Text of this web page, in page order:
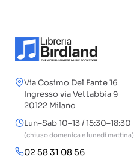
Via Cosimo Del Fante 16
Ingresso via Vettabbia 9
20122 Milano
Lun–Sab 10–13 / 15:30–18:30
(chiuso domenica e lunedì mattina)
02 58 31 08 56